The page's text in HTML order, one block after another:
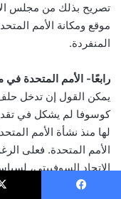
تصريح بذلك من مجلس
موقع ومكانة الأمم
المنفردة.
رابعًا- الأمم المتحدة
يمكن القول إن تدخل
كوسوفا لم يشكل في
لها منذ نشأة الأمم
الأمم المتحدة. فعلى
الاتحاد السوفييتي،
الأمم المتحدة، إلا أن